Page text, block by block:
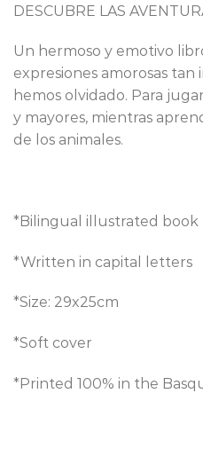
DESCUBRE LAS
Un hermoso y emotivo
expresiones amorosas
hemos olvidado. Para
y mayores, mientras
de los animales.
*Bilingual illustrated book
*Written in capital letters
*Size: 29x25cm
*Soft cover
*Printed 100% in the